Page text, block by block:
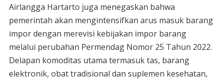
Airlangga Hartarto juga menegaskan bahwa
pemerintah akan mengintensifkan arus masuk barang
impor dengan merevisi kebijakan impor barang
melalui perubahan Permendag Nomor 25 Tahun 2022.
Delapan komoditas utama termasuk tas, barang
elektronik, obat tradisional dan suplemen kesehatan,